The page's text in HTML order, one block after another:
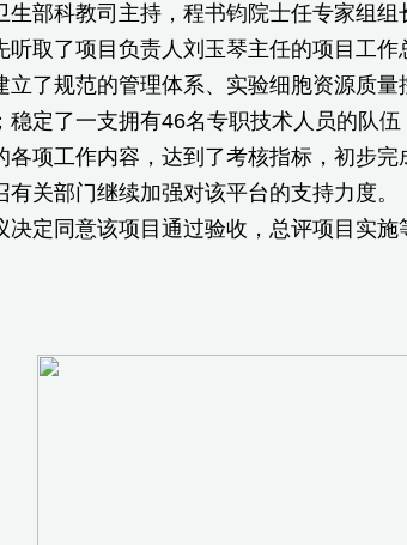
科教司主持，程书钧院士任专家组组
听取了项目负责人刘玉琴主任的项目工
立了规范的管理体系、实验细胞资源质
稳定了一支拥有46名专职技术人员的队
各项工作内容，达到了考核指标，初步
关部门继续加强对该平台的支持力度。
同意该项目通过验收，总评项目实施